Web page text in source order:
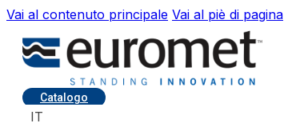
Vai al contenuto principale Vai al piè di pagina
Catalogo
IT